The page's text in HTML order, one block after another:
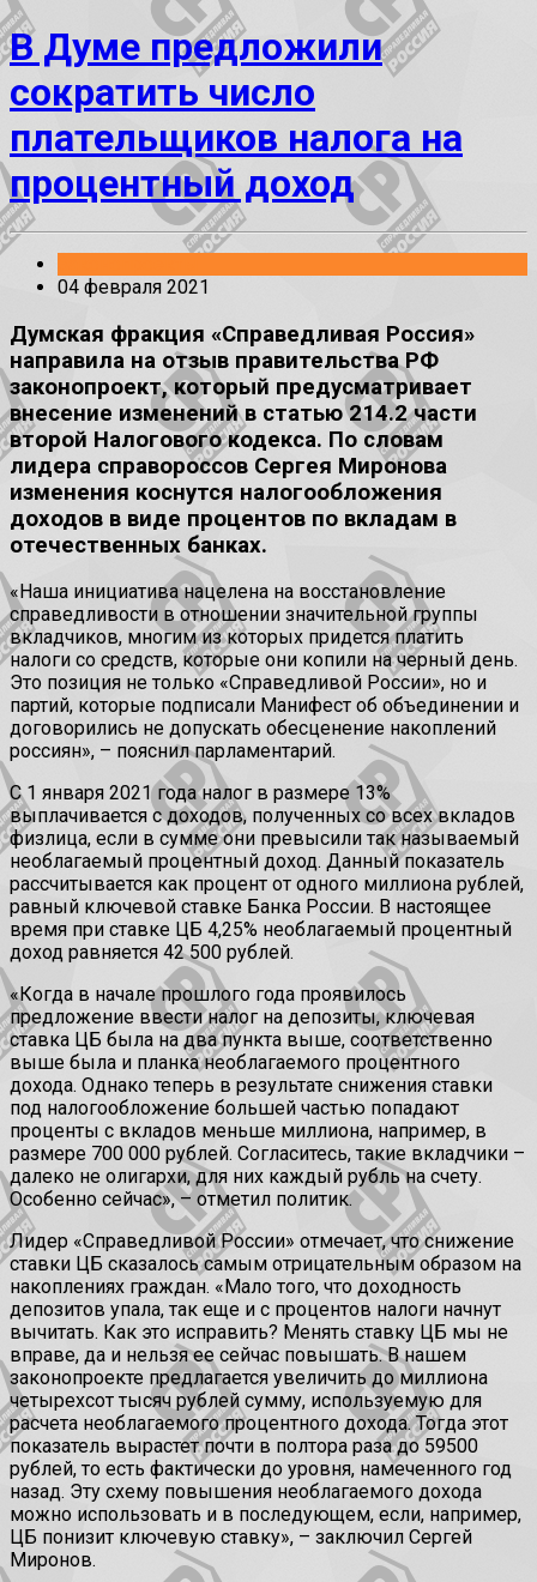
В Думе предложили
сократить число
плательщиков налога на
процентный доход
04 февраля 2021
Думская фракция «Справедливая Россия»
направила на отзыв правительства РФ
законопроект, который предусматривает
внесение изменений в статью 214.2 части
второй Налогового кодекса. По словам
лидера справороссов Сергея Миронова
изменения коснутся налогообложения
доходов в виде процентов по вкладам в
отечественных банках.
«Наша инициатива нацелена на восстановление
справедливости в отношении значительной группы
вкладчиков, многим из которых придется платить
налоги со средств, которые они копили на черный день.
Это позиция не только «Справедливой России», но и
партий, которые подписали Манифест об объединении и
договорились не допускать обесценение накоплений
россиян», – пояснил парламентарий.
С 1 января 2021 года налог в размере 13%
выплачивается с доходов, полученных со всех вкладов
физлица, если в сумме они превысили так называемый
необлагаемый процентный доход. Данный показатель
рассчитывается как процент от одного миллиона рублей,
равный ключевой ставке Банка России. В настоящее
время при ставке ЦБ 4,25% необлагаемый процентный
доход равняется 42 500 рублей.
«Когда в начале прошлого года проявилось
предложение ввести налог на депозиты, ключевая
ставка ЦБ была на два пункта выше, соответственно
выше была и планка необлагаемого процентного
дохода. Однако теперь в результате снижения ставки
под налогообложение большей частью попадают
проценты с вкладов меньше миллиона, например, в
размере 700 000 рублей. Согласитесь, такие вкладчики –
далеко не олигархи, для них каждый рубль на счету.
Особенно сейчас», – отметил политик.
Лидер «Справедливой России» отмечает, что снижение
ставки ЦБ сказалось самым отрицательным образом на
накоплениях граждан. «Мало того, что доходность
депозитов упала, так еще и с процентов налоги начнут
вычитать. Как это исправить? Менять ставку ЦБ мы не
вправе, да и нельзя ее сейчас повышать. В нашем
законопроекте предлагается увеличить до миллиона
четырехсот тысяч рублей сумму, используемую для
расчета необлагаемого процентного дохода. Тогда этот
показатель вырастет почти в полтора раза до 59500
рублей, то есть фактически до уровня, намеченного год
назад. Эту схему повышения необлагаемого дохода
можно использовать и в последующем, если, например,
ЦБ понизит ключевую ставку», – заключил Сергей
Миронов.